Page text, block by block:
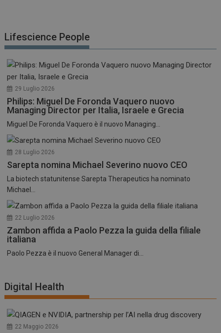
Lifescience People
29 Luglio 2026
Philips: Miguel De Foronda Vaquero nuovo
Managing Director per Italia, Israele e Grecia
Miguel De Foronda Vaquero è il nuovo Managing...
28 Luglio 2026
Sarepta nomina Michael Severino nuovo CEO
La biotech statunitense Sarepta Therapeutics ha nominato
Michael...
22 Luglio 2026
Zambon affida a Paolo Pezza la guida della filiale
italiana
Paolo Pezza è il nuovo General Manager di...
Digital Health
22 Maggio 2026